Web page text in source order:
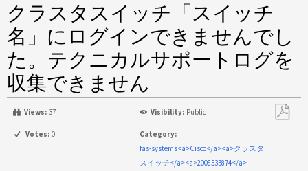
クラスタスイッチ「スイッチ
名」にログインできませんでし
た。テクニカルサポートログを
収集できません
Views: 37 Visibility: Public
Votes: 0
Category:
fas-systems<a>Cisco</a><a>クラスタ
スイッチ</a><a>2008533874</a>